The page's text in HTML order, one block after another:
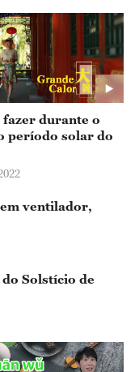
fazer durante o
período solar do
ventilador,
Solstício de